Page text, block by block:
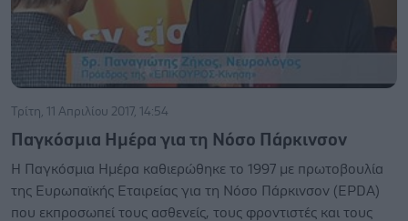
Τρίτη, 11 Απριλίου 2017, 14:54
Παγκόσμια Ημέρα για τη Νόσο Πάρκινσον
Η Παγκόσμια Ημέρα καθιερώθηκε το 1997 με πρωτοβουλία
της Ευρωπαϊκής Εταιρείας για τη Νόσο Πάρκινσον (EPDA)
που εκπροσωπεί τους ασθενείς, τους φροντιστές και τους